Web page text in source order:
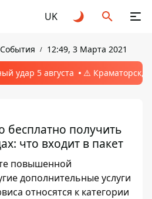
UK
События 12:49, 3 Марта 2021
удар 5 августа ⚠️ Краматорск,
получить
что входит в пакет
повышенной
дополнительные услуги
относятся к категории